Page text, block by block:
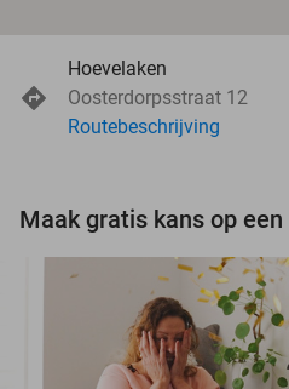
Hoevelaken
Oosterdorpsstraat 12
Routebeschrijving